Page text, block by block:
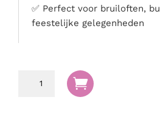
✅ Perfect voor bruiloften,
feestelijke gelegenheden
Gebakschep